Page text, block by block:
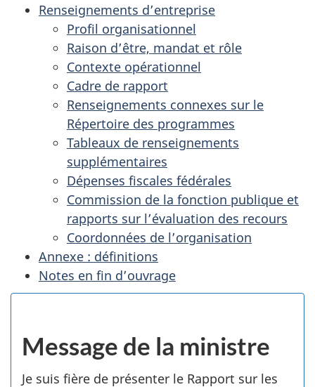
Renseignements d’entreprise
Profil organisationnel
Raison d’être, mandat et rôle
Contexte opérationnel
Cadre de rapport
Renseignements connexes sur le
Répertoire des programmes
Tableaux de renseignements
supplémentaires
Dépenses fiscales fédérales
Commission de la fonction publique et
rapports sur l’évaluation des recours
Coordonnées de l’organisation
Annexe : définitions
Notes en fin d’ouvrage
Message de la ministre
Je suis fière de présenter le Rapport sur les